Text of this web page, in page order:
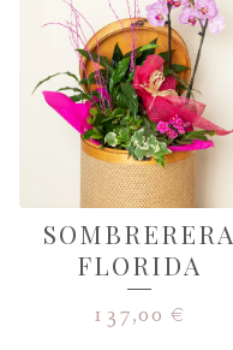
SOMBRERERA
FLORIDA
137,00 €